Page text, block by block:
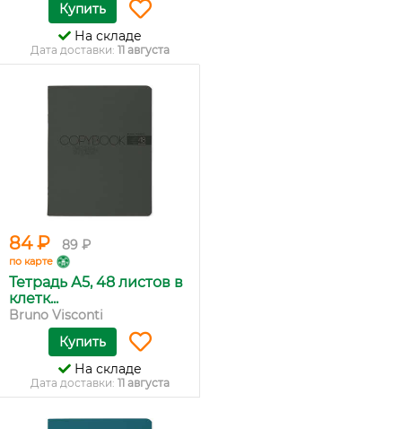
Купить
На складе
Дата доставки: 11 августа
84 ₽ 89 ₽
по карте
Тетрадь А5, 48 листов в
клетк...
Bruno Visconti
Купить
На складе
Дата доставки: 11 августа